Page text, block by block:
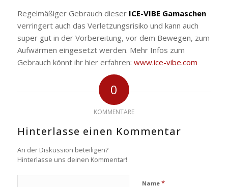
Regelmäßiger Gebrauch dieserICE-VIBE Gamaschen
verringert auch das Verletzungsrisiko und kann auch
super gut in der Vorbereitung, vor dem Bewegen, zum
Aufwärmen eingesetzt werden. Mehr Infos zum
Gebrauch könnt ihr hier erfahren: www.ice-vibe.com
0
KOMMENTARE
Hinterlasse einen Kommentar
An der Diskussion beteiligen?
Hinterlasse uns deinen Kommentar!
Name *